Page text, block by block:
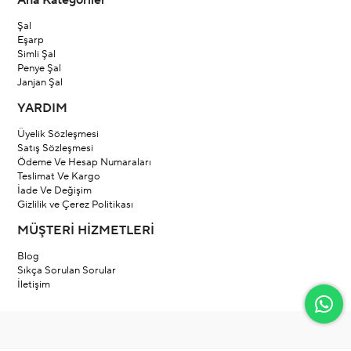
Şal
Eşarp
Simli Şal
Penye Şal
Janjan Şal
YARDIM
Üyelik Sözleşmesi
Satış Sözleşmesi
Ödeme Ve Hesap Numaraları
Teslimat Ve Kargo
İade Ve Değişim
Gizlilik ve Çerez Politikası
MÜŞTERİ HİZMETLERİ
Blog
Sıkça Sorulan Sorular
İletişim